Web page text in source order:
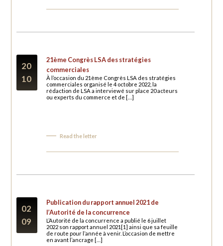
20
10
21ème Congrès LSA des stratégies
commerciales
À l’occasion du 21ème Congrès LSA des stratégies
commerciales organisé le 4 octobre 2022, la
rédaction de LSA a interviewé sur place 20 acteurs
ou experts du commerce et de […]
Read the letter
02
09
Publication du rapport annuel 2021 de
l’Autorité de la concurrence
L’Autorité de la concurrence a publié le 6 juillet
2022 son rapport annuel 2021[1] ainsi que sa feuille
de route pour l’année à venir. L’occasion de mettre
en avant l’ancrage […]